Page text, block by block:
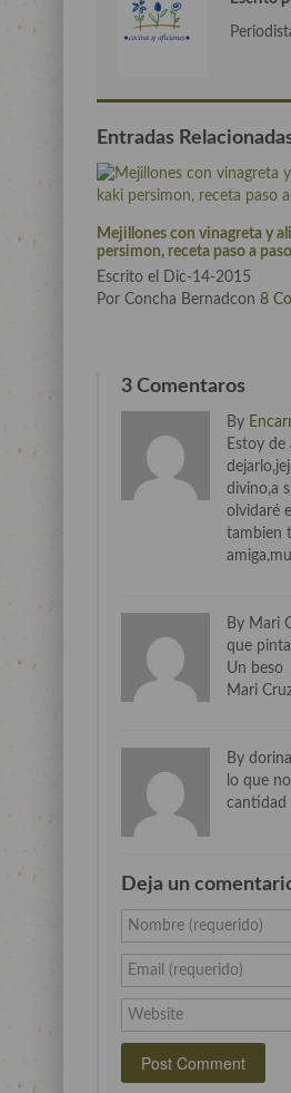
Entradas
Mejillones con vinagreta y
persimon, receta paso a
Escrito el Dic-14-2015
Por Concha Bernadcon 8
3 Comentaros
By
Estoy
divino,a
olvidaré
tambien
By Mari
que pinta
Un beso
Mari
By
lo que
cantidad
Deja un
Nombre (requerido)
Email (requerido)
Website